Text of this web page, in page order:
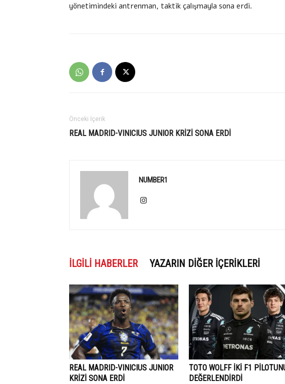
yönetimindeki antrenman, taktik çalışmayla sona erdi.
Önceki İçerik
REAL MADRID-VINICIUS JUNIOR KRİZİ SONA ERDİ
NUMBER1
İLGILI HABERLER YAZARIN DIĞER İÇERIKLERI
REAL MADRID-VINICIUS JUNIOR
KRİZİ SONA ERDİ
TOTO WOLFF İKİ F1
DEĞERLENDİRDİ